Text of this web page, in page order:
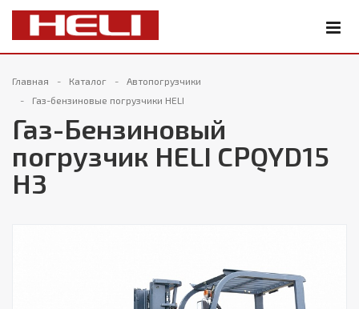
Главная Каталог
Автопогрузчики
Газ-бензиновые погрузчики HELI
Газ-Бензиновый
погрузчик HELI CPQYD15
H3